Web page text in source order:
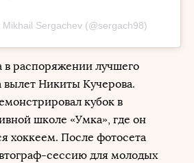
Mikhail Sergachev (@sergach98)
в распоряжении лучшего
вылет Никиты Кучерова.
кубок в
школе «Умка», где он
хоккеем. После фотосета
сессию для молодых